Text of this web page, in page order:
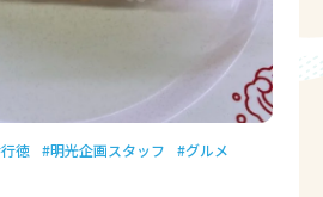
行徳 明光企画スタッフ
グルメ